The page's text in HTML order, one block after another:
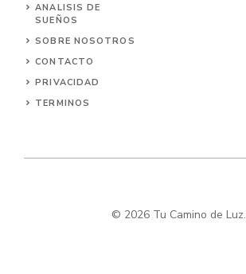
ANALISIS DE
SUEÑOS
SOBRE NOSOTROS
CONTACTO
PRIVACIDAD
TERMINOS
© 2026 Tu Camino de Luz.